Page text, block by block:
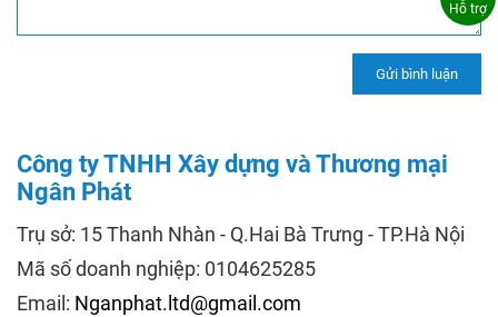
Công ty TNHH Xây dựng và Thương mại
Ngân Phát
Trụ sở: 15 Thanh Nhàn - Q.Hai Bà Trưng - TP.Hà Nội
Mã số doanh nghiệp: 0104625285
Email: Nganphat.ltd@gmail.com
Hỗ trợ